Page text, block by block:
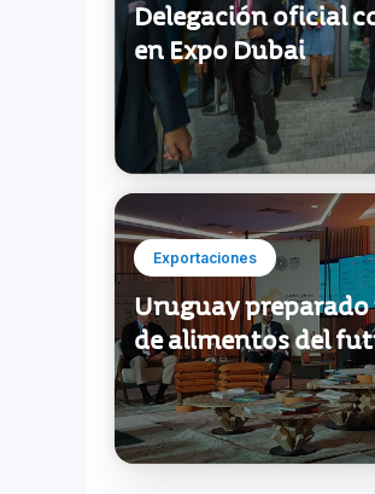
Delegación oficial
en Expo Dubai
Exportaciones
Uruguay
de alimentos del